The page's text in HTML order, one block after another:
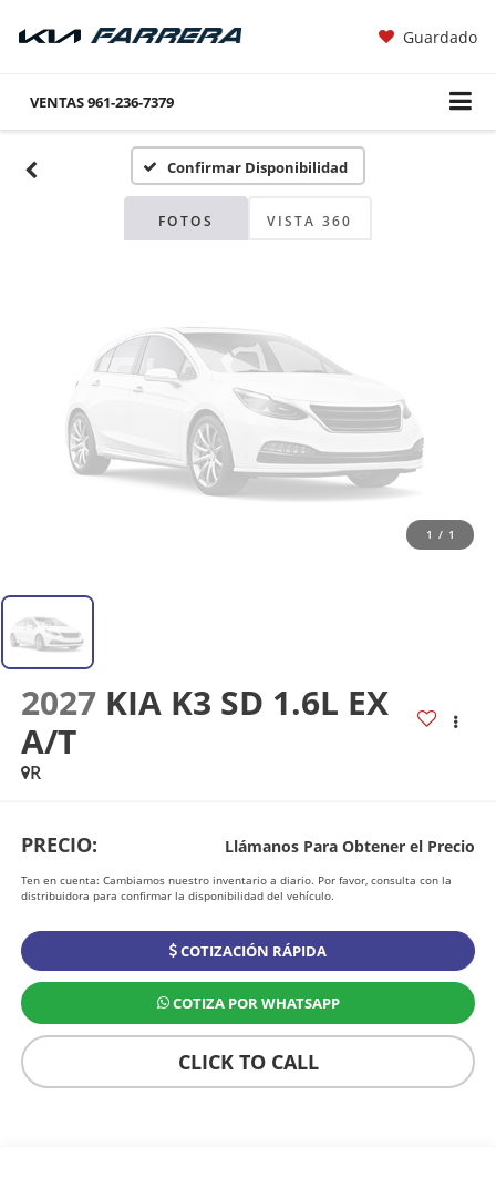
Guardado
VENTAS961-236-7379
Confirmar Disponibilidad
FOTOS VISTA 360
Fotos No
Disponibles
Por favor, revise luego
1 / 1
2027 KIA K3 SD 1.6L EX
A/T
R
PRECIO: Llámanos Para Obtener el Precio
Ten en cuenta: Cambiamos nuestro inventario a diario. Por favor, consulta con la
distribuidora para confirmar la disponibilidad del vehículo.
COTIZACIÓN RÁPIDA
COTIZA POR WHATSAPP
CLICK TO CALL